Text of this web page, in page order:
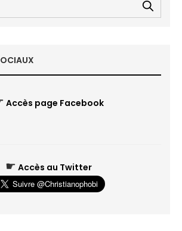
Accès page Facebook
☛ Accès au Twitter